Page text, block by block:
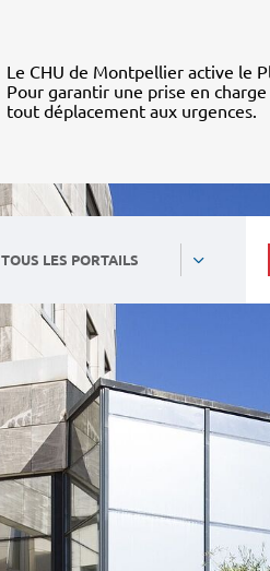
Le CHU de Montpellier active le
Pour garantir une prise en
tout déplacement aux urgences.
TOUS LES PORTAILS